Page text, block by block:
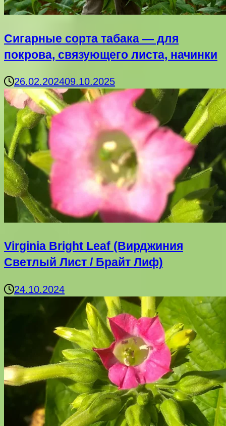
Сигарные сорта табака — для
покрова, связующего листа, начинки
26.02.202409.10.2025
Virginia Bright Leaf (Вирджиния
Светлый Лист / Брайт Лиф)
24.10.2024